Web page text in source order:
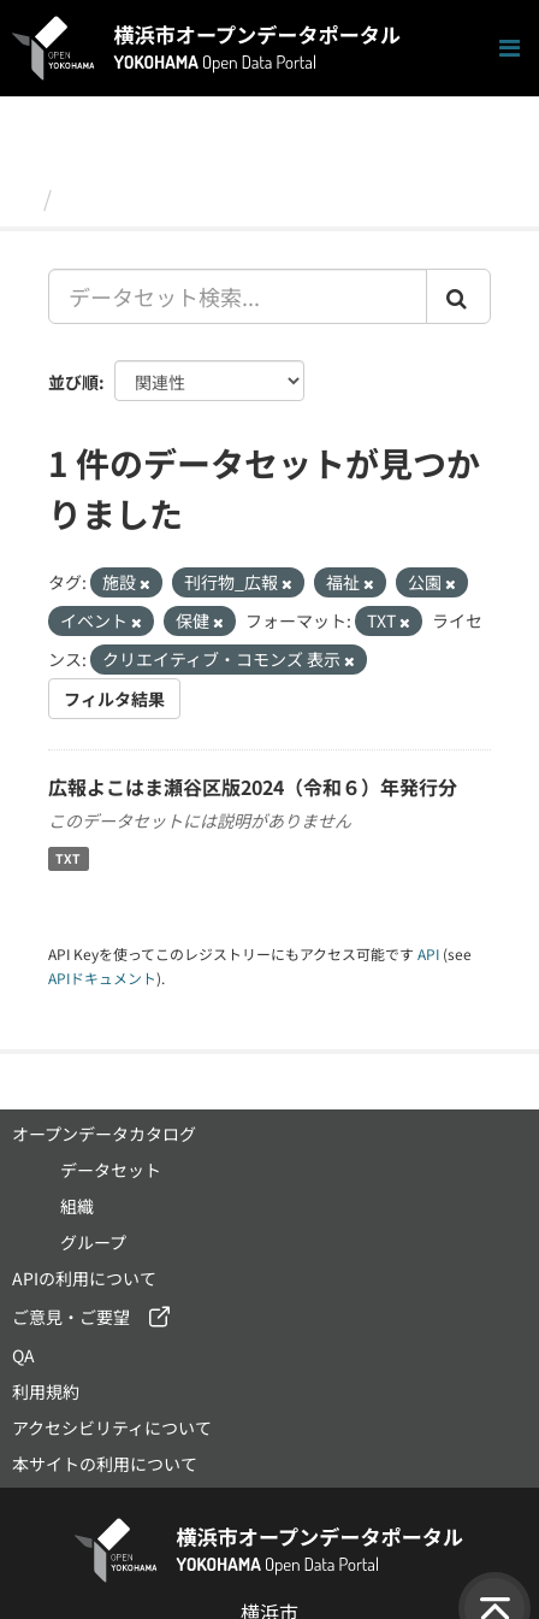
キ
並び順
1 件のデータセットが見つか
りました
タグ: 施設 刊行物_広報 福祉
公園
イベント
保健 フォーマット: TXT
ライセ
ンス:
クリエイティブ・コモンズ 表示
フィルタ結果
広報よこはま瀬谷区版2024（令和６）年発行分
このデータセットには説明がありません
TXT
API Keyを使ってこのレジストリーにもアクセス可能です API (see
APIドキュメント).
オープンデータカタログ
データセット
組織
グループ
APIの利用について
ご意見・ご要望
QA
利用規約
アクセシビリティについて
本サイトの利用について
横浜市